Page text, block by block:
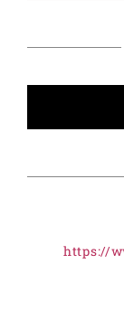
https://